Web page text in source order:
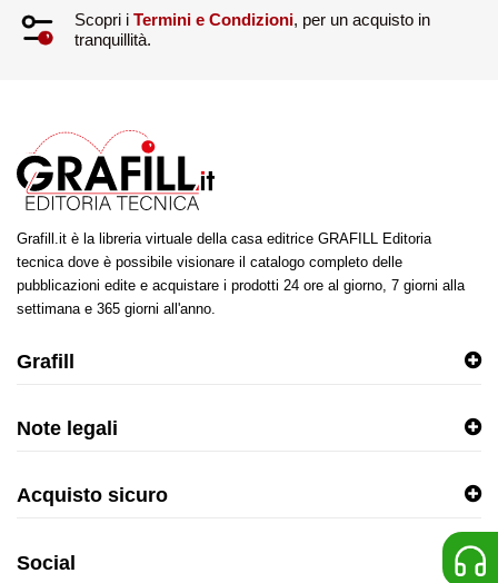
Scopri i Termini e Condizioni, per un acquisto in
tranquillità.
Grafill.it è la libreria virtuale della casa editrice GRAFILL Editoria
tecnica dove è possibile visionare il catalogo completo delle
pubblicazioni edite e acquistare i prodotti 24 ore al giorno, 7 giorni alla
settimana e 365 giorni all'anno.
Grafill
Note legali
Acquisto sicuro
Social